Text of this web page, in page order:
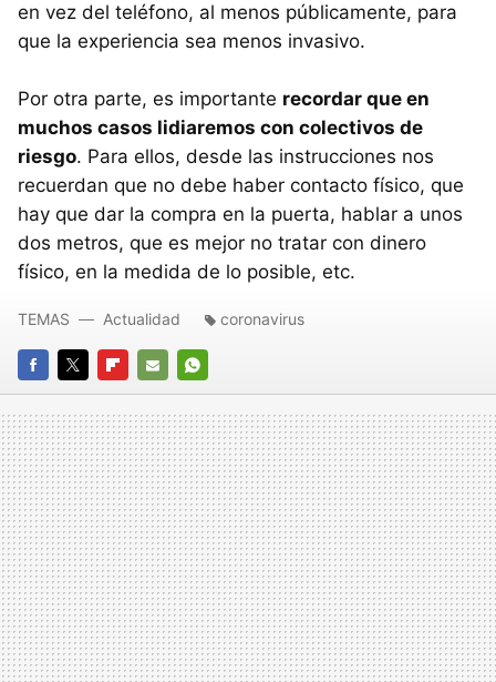
en vez del teléfono, al menos públicamente, para
que la experiencia sea menos invasivo.
Por otra parte, es importante recordar que en
muchos casos lidiaremos con colectivos de
riesgo. Para ellos, desde las instrucciones nos
recuerdan que no debe haber contacto físico, que
hay que dar la compra en la puerta, hablar a unos
dos metros, que es mejor no tratar con dinero
físico, en la medida de lo posible, etc.
FACEBOOK
TWITTERFLIPBOARD
E-
MAIL
WHATSAPP
TEMAS Actualidad coronavirus